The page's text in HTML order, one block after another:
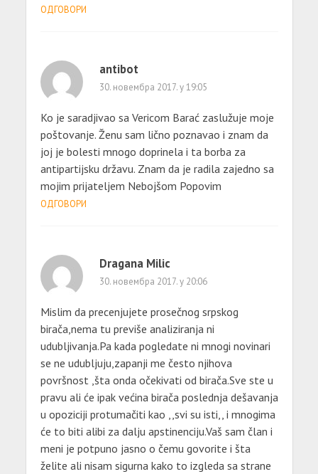
ОДГОВОРИ
antibot
30. новембра 2017. у 19:05
Ko je saradjivao sa Vericom Barać zaslužuje moje
poštovanje. Ženu sam lično poznavao i znam da
joj je bolesti mnogo doprinela i ta borba za
antipartijsku državu. Znam da je radila zajedno sa
mojim prijateljem Nebojšom Popovim
ОДГОВОРИ
Dragana Milic
30. новембра 2017. у 20:06
Mislim da precenjujete prosečnog srpskog
birača,nema tu previše analiziranja ni
udubljivanja.Pa kada pogledate ni mnogi novinari
se ne udubljuju,zapanji me često njihova
površnost ,šta onda očekivati od birača.Sve ste u
pravu ali će ipak većina birača poslednja dešavanja
u opoziciji protumačiti kao ,,svi su isti,, i mnogima
će to biti alibi za dalju apstinenciju.Vaš sam član i
meni je potpuno jasno o čemu govorite i šta
želite ali nisam sigurna kako to izgleda sa strane